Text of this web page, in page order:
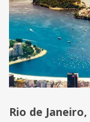
Rio de